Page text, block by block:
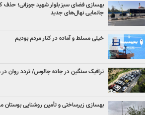
بهسازی فضای سبز بلوار شهید جوزانی؛ حذف
جانمایی نهال‌های جدید
خیلی مسلط و آماده در کنار مردم بودیم
ترافیک سنگین در جاده چالوس/ تردد روان
بهسازی زیرساختی و تأمین روشنایی بوستان